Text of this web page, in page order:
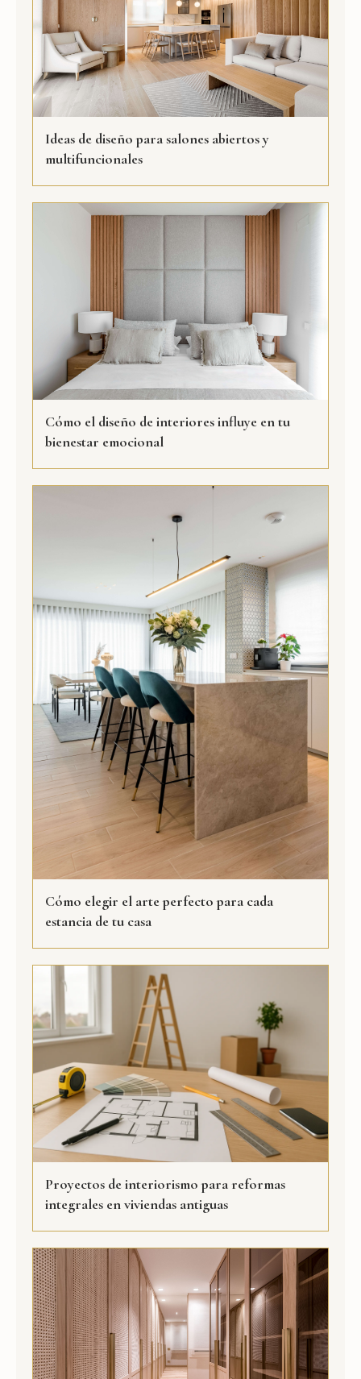
Ideas de diseño para salones abiertos y
multifuncionales
Cómo el diseño de interiores influye en tu
bienestar emocional
Cómo elegir el arte perfecto para cada
estancia de tu casa
Proyectos de interiorismo para reformas
integrales en viviendas antiguas